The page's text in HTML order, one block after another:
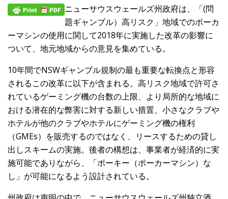
ニューサウスウェールズ州政府は、「(問
題ギャンブル）高リスク」地域でのポーカ
ーマシンの使用に関して2018年に実施した改革の影響に
ついて、地元地域からの意見を集めている。
10年間でNSWギャンブル規制の最も重要な転換点と形容
されるこの改革に以下が含まれる。高リスク地域で許可さ
れているゲーミング機の台数の上限、より局所的な地域に
おける潜在的な弊害に対する新しい措置、小さなクラブや
ホテルが他のクラブやホテルにゲーミング機の権利
（GMEs）を販売するのではなく、リースするための貸し
出しスキームの実施。後者の構想は、事業者が経済的に実
施可能でありながら、「ポーキー（ポーカーマシン）な
し」が可能になるよう設計されている。